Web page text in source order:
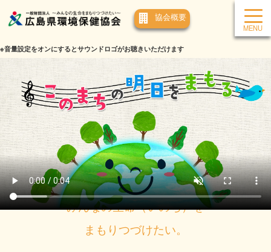
協会概要
みんなの生命（いのち）を
まもりつづけたい。
※音量設定をオンにするとサウンドロゴがお聴きいただけます